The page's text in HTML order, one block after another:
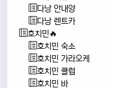
다낭 안내양
다낭 렌트카
호치민🔥
호치민 숙소
호치민 가라오케
호치민 클럽
호치민 바